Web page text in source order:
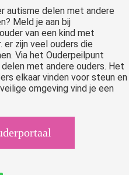
autisme delen met andere
Meld je aan bij
van een kind met
zijn veel ouders die
Via het Ouderpeilpunt
met andere ouders. Het
elkaar vinden voor steun en
omgeving vind je een